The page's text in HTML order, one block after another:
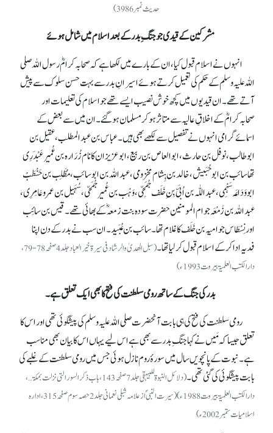
حدیث نمبر3986)
مشرکین کے قیدی جو جنگِ بدر کے بعد اسلام میں شامل ہوئے
انہوں نےاسلام قبول کیا، ان کے بارے میں لکھا ہے کہ صحابہ کرامؓ رسول اللہ صلی
اللہ علیہ وسلم کے حکم کی تعمیل کرتے ہوئے اسیرانِ بدر سے بہت حسن سلوک سے پیش
آتے تھے۔ ان قیدیوں میں کچھ خوش نصیب ایسے تھے جو اسلام کی تعلیمات اور
صحابہ کرامؓ کے اخلاقِ عالیہ سے متاثر ہو کر مسلمان ہو گئے۔ ان میں سے بعض کے
اسمائے گرامی انہوں نے تفصیل سے لکھے بھی ہیں۔ عباس بن عبدالمطلب، عقیل بن
ابوطالب، نوفل بن حارث، ابوالعاص بن ربیع، ابو عزیز ان کا نام زُرَارہ بن عُمیر عَبْدَرِی
تھا سائب بن ابو حُبَیش، خالد بن ہِشام مخزومی، عبداللہ بن ابوسائب، مُطَّلِب بن حَنْطَبْ
ابو وَدَاعَہ سَہْمِی، عبداللّٰہ بن اُبَیّ بِنِ خَلَف جُمَحِّی، وَہْب بن عُمیر جُمَحّی،سُہَیل بن عمرو عَامِرِی ،
عبداللہ بن زَمْعَہ جو ام المومنین حضرت سودہ بنت زمعہؓ کے بھائی تھے۔ قیس بن سائِب
اور نِسْطَاس جو امیہ بن خَلَف کا غلام تھا۔ سائب بن عُبَید۔ ان سب نے بدر کے دن اپنا
فدیہ ادا کر کے اسلام قبول کر لیا تھا۔
(سبل الھدیٰ والرشاد فی سیرۃ خیر العباد جلد 4 صفحہ 78-79،
دارالکتب العلمیۃ بیروت 1993ء)
بدر کی جنگ کے ساتھ رومی سلطنت کی فتح کا بھی ایک تعلق ہے۔
رومی سلطنت کی فتح کی ہی بابت آنحضرت صلی اللہ علیہ وسلم کی پیشگوئی تھی اور اس کا
تعلق جیساکہ مَیں نے کہا جنگِ بدر سے بھی ہے اس لیے یہاں اس کا بیان بھی مناسب
ہے۔ نبوت کے پانچویں سال میں سورۂ روم نازل ہوئی جس میں رومی سلطنت کے غلبے کی
بابت پیشگوئی کی گئی تھی۔
(دلائل النبوۃ للبیہقی جلد 7 صفحہ 143، باب ذکر السور التی نزلت بمکۃ… ،
دارالکتب العلمیۃ بیروت 1988ء)(سیرت النبیؐ از علامہ شبلی نعمانی جلد2حصہ سوم صفحہ 315،ادارہ
اسلامیات ستمبر2002ء)